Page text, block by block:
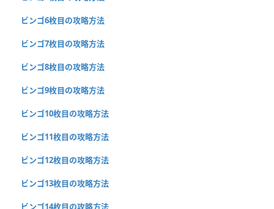
ビンゴ6枚目の攻略方法
ビンゴ7枚目の攻略方法
ビンゴ8枚目の攻略方法
ビンゴ9枚目の攻略方法
ビンゴ10枚目の攻略方法
ビンゴ11枚目の攻略方法
ビンゴ12枚目の攻略方法
ビンゴ13枚目の攻略方法
ビンゴ14枚目の攻略方法